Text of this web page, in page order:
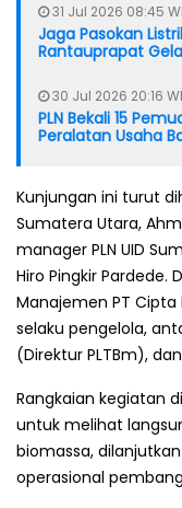
31 Jul 2026 08:45
Jaga Pasokan
Rantauprapat
30 Jul 2026 20:16
PLN Bekali 15
Peralatan Usaha
Kunjungan ini turut
Sumatera Utara,
manager PLN UID
Hiro Pingkir Pardede.
Manajemen PT Cipta
selaku pengelola,
(Direktur PLTBm),
Rangkaian kegiatan
untuk melihat
biomassa,
operasional